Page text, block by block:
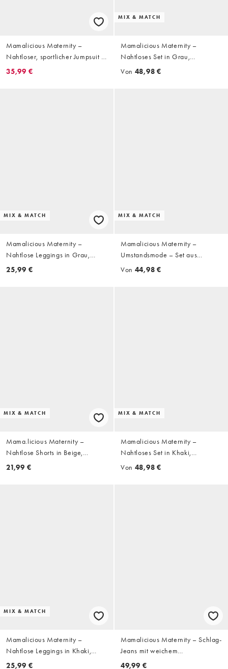
Mamalicious Maternity –
Nahtloser, sportlicher Jumpsuit in
Schokobraun, Umstandsmode
35,99 €
MIX & MATCH
Mamalicious Maternity –
Nahtloses Set in Grau,
bestehend aus Trägertop und
Von 48,98 €
MIX & MATCH
Mamalicious Maternity –
Nahtlose Leggings in Grau,
Kombiteil
25,99 €
MIX & MATCH
Mamalicious Maternity –
Umstandsmode – Set aus
nahtlosem Trägertop und Shorts
Von 44,98 €
MIX & MATCH
Mama.licious Maternity –
Nahtlose Shorts in Beige,
Kombiteil
21,99 €
MIX & MATCH
Mamalicious Maternity –
Nahtloses Set in Khaki,
bestehend aus Trägertop und
Von 48,98 €
MIX & MATCH
Mamalicious Maternity –
Nahtlose Leggings in Khaki,
Kombiteil
25,99 €
Mamalicious Maternity – Schlag-
Jeans mit weichem
Überbauchbund und Waschung
49,99 €